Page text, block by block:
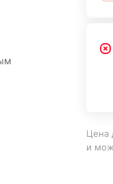
Цена
и